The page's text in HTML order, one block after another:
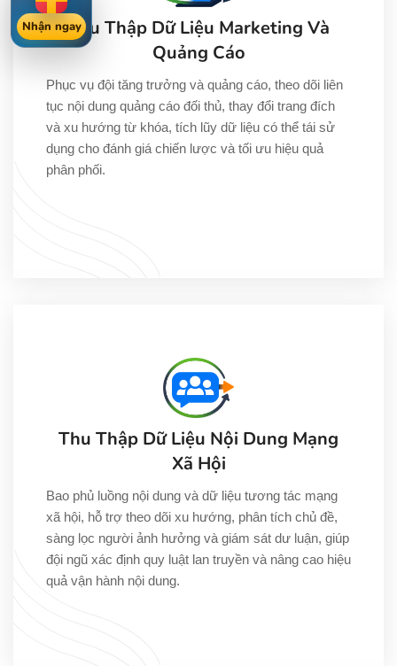
Thu Thập Dữ Liệu Marketing Và
Quảng Cáo
Phục vụ đội tăng trưởng và quảng cáo, theo dõi liên
tục nội dung quảng cáo đối thủ, thay đổi trang đích
và xu hướng từ khóa, tích lũy dữ liệu có thể tái sử
dụng cho đánh giá chiến lược và tối ưu hiệu quả
phân phối.
Thu Thập Dữ Liệu Nội Dung Mạng
Xã Hội
Bao phủ luồng nội dung và dữ liệu tương tác mạng
xã hội, hỗ trợ theo dõi xu hướng, phân tích chủ đề,
sàng lọc người ảnh hưởng và giám sát dư luận, giúp
đội ngũ xác định quy luật lan truyền và nâng cao hiệu
quả vận hành nội dung.
Nhận ngay